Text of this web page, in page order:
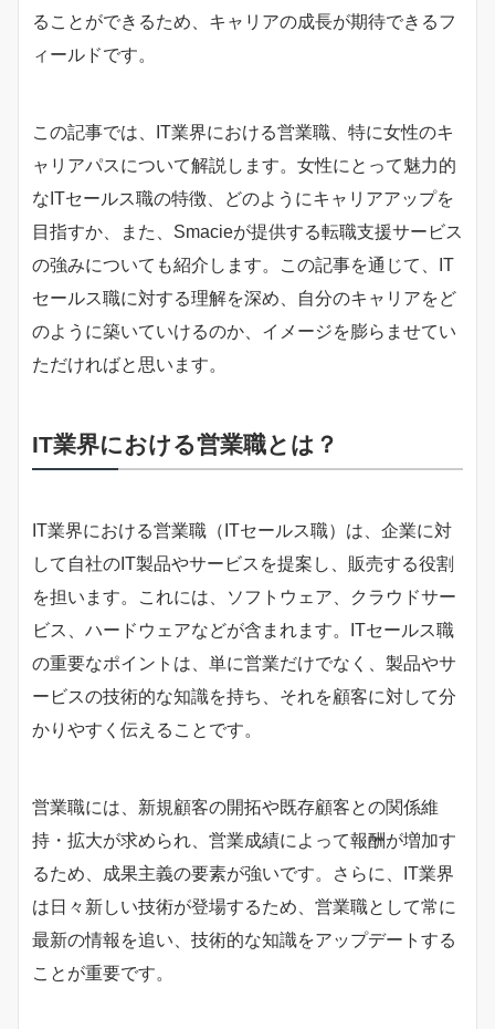
ることができるため、キャリアの成長が期待できるフ
ィールドです。
この記事では、IT業界における営業職、特に女性のキ
ャリアパスについて解説します。女性にとって魅力的
なITセールス職の特徴、どのようにキャリアアップを
目指すか、また、Smacieが提供する転職支援サービス
の強みについても紹介します。この記事を通じて、IT
セールス職に対する理解を深め、自分のキャリアをど
のように築いていけるのか、イメージを膨らませてい
ただければと思います。
IT業界における営業職とは？
IT業界における営業職（ITセールス職）は、企業に対
して自社のIT製品やサービスを提案し、販売する役割
を担います。これには、ソフトウェア、クラウドサー
ビス、ハードウェアなどが含まれます。ITセールス職
の重要なポイントは、単に営業だけでなく、製品やサ
ービスの技術的な知識を持ち、それを顧客に対して分
かりやすく伝えることです。
営業職には、新規顧客の開拓や既存顧客との関係維
持・拡大が求められ、営業成績によって報酬が増加す
るため、成果主義の要素が強いです。さらに、IT業界
は日々新しい技術が登場するため、営業職として常に
最新の情報を追い、技術的な知識をアップデートする
ことが重要です。